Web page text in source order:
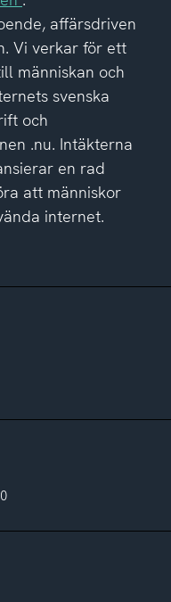
affärsdriven
Vi verkar för ett
människan och
svenska
och
.nu. Intäkterna
en rad
att människor
internet.